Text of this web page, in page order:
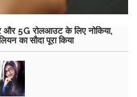
और 5G रोलआउट के लिए नोकिया,
का सौदा पूरा किया